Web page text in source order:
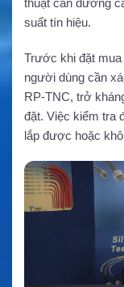
thuật cần đường
suất tín hiệu.
Trước khi đặt mua
người dùng cần
RP-TNC, trở
đặt. Việc kiểm tra
lắp được hoặc